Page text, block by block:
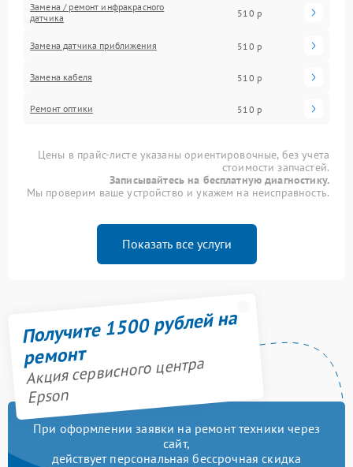
Замена / ремонт инфракрасного
датчика
510 р
Замена датчика приближения 510 р
Замена кабеля 510 р
Ремонт оптики 510 р
Цены в прайс-листе указаны ориентировочные, без учета
стоимости запчастей.
Записывайтесь на бесплатную диагностику.
Мы проверим ваше устройство и укажем на неисправность.
Показать все услуги
Получите 1500 рублей на
ремонт
Акция сервисного центра
Epson
При оформлении заявки на ремонт техники через
сайт,
действует персональная бессрочная скидка